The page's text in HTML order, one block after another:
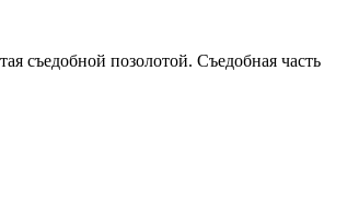
съедобной позолотой. Съедобная часть